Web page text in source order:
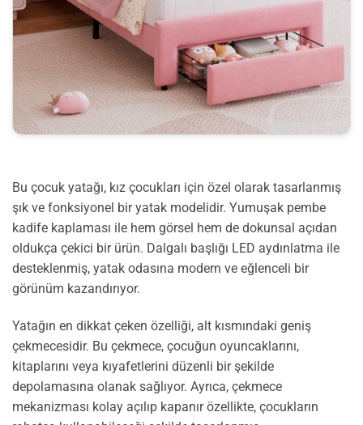
Bu çocuk yatağı, kız çocukları için özel olarak tasarlanmış
şık ve fonksiyonel bir yatak modelidir. Yumuşak pembe
kadife kaplaması ile hem görsel hem de dokunsal açıdan
oldukça çekici bir ürün. Dalgalı başlığı LED aydınlatma ile
desteklenmiş, yatak odasına modern ve eğlenceli bir
görünüm kazandırıyor.
Yatağın en dikkat çeken özelliği, alt kısmındaki geniş
çekmecesidir. Bu çekmece, çocuğun oyuncaklarını,
kitaplarını veya kıyafetlerini düzenli bir şekilde
depolamasına olanak sağlıyor. Ayrıca, çekmece
mekanizması kolay açılıp kapanır özellikte, çocukların